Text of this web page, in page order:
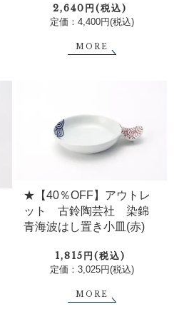
2,640円(税込)
定価：4,400円(税込)
MORE
★【40％OFF】アウトレ
ット 古鈴陶芸社 染錦
青海波はし置き小皿(赤)
1,815円(税込)
定価：3,025円(税込)
MORE